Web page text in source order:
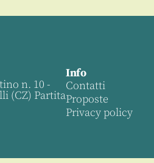
n. 10 -
(CZ) Partita
Info
Contatti
Proposte
Privacy policy